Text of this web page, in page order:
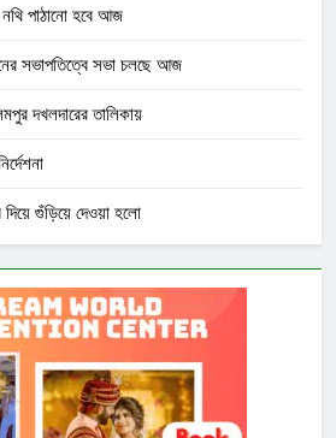
নথি পাঠানো হবে আজ
সভাপতিত্বে সভা চলছে আজ
দখলদারের তালিকায়
দিয়ে গুঁড়িয়ে দেওয়া হলো